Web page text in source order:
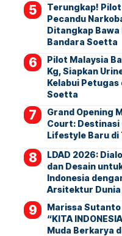
Terungkap!
Pecandu
Ditangkap Bawa
Bandara Soetta
Pilot Malaysia
Kg, Siapkan
Kelabui Petugas
Soetta
Grand Opening
Court: Destinasi
Lifestyle Baru di
LDAD 2026:
dan Desain
Indonesia
Arsitektur Dunia
Marissa
“KITA
Muda Berkarya